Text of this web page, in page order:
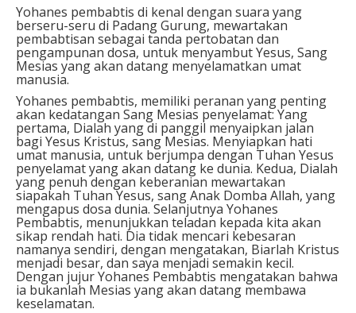
Yohanes pembabtis di kenal dengan suara yang
berseru-seru di Padang Gurung, mewartakan
pembabtisan sebagai tanda pertobatan dan
pengampunan dosa, untuk menyambut Yesus, Sang
Mesias yang akan datang menyelamatkan umat
manusia.
Yohanes pembabtis, memiliki peranan yang penting
akan kedatangan Sang Mesias penyelamat: Yang
pertama, Dialah yang di panggil menyaipkan jalan
bagi Yesus Kristus, sang Mesias. Menyiapkan hati
umat manusia, untuk berjumpa dengan Tuhan Yesus
penyelamat yang akan datang ke dunia. Kedua, Dialah
yang penuh dengan keberanian mewartakan
siapakah Tuhan Yesus, sang Anak Domba Allah, yang
mengapus dosa dunia. Selanjutnya Yohanes
Pembabtis, menunjukkan teladan kepada kita akan
sikap rendah hati. Dia tidak mencari kebesaran
namanya sendiri, dengan mengatakan, Biarlah Kristus
menjadi besar, dan saya menjadi semakin kecil.
Dengan jujur Yohanes Pembabtis mengatakan bahwa
ia bukanlah Mesias yang akan datang membawa
keselamatan.